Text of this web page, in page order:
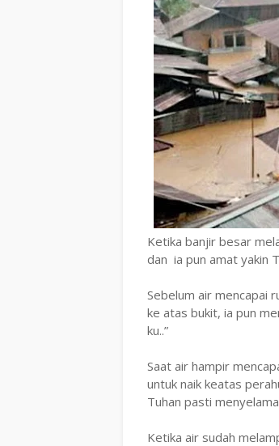
Ketika banjir besar
dan ia pun amat yakin
Sebelum air mencapai
ke atas bukit, ia pun
ku..”
Saat air hampir
untuk naik keatas
Tuhan pasti
Ketika air sudah